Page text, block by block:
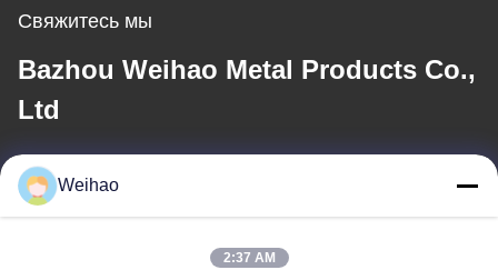
Свяжитесь мы
Bazhou Weihao Metal Products Co.,
Ltd
Электронная почта
408690175@qq.com
Weihao
2:37 AM